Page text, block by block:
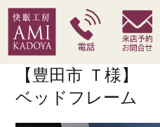
快眠枕 腰痛対策寝具
【豊田市 Ｔ様】
ベッドフレーム